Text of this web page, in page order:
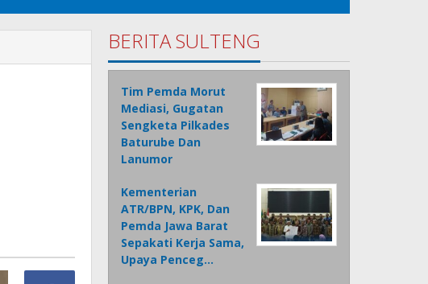
BERITA SULTENG
Tim Pemda Morut
Mediasi, Gugatan
Sengketa Pilkades
Baturube Dan
Lanumor
Kementerian
ATR/BPN, KPK, Dan
Pemda Jawa Barat
Sepakati Kerja Sama,
Upaya Penceg…